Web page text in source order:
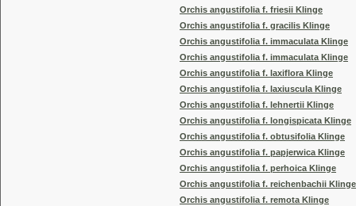
Orchis angustifolia f. friesii Klinge
Orchis angustifolia f. gracilis Klinge
Orchis angustifolia f. immaculata Klinge
Orchis angustifolia f. immaculata Klinge
Orchis angustifolia f. laxiflora Klinge
Orchis angustifolia f. laxiuscula Klinge
Orchis angustifolia f. lehnertii Klinge
Orchis angustifolia f. longispicata Klinge
Orchis angustifolia f. obtusifolia Klinge
Orchis angustifolia f. papjerwica Klinge
Orchis angustifolia f. perhoica Klinge
Orchis angustifolia f. reichenbachii Klinge
Orchis angustifolia f. remota Klinge